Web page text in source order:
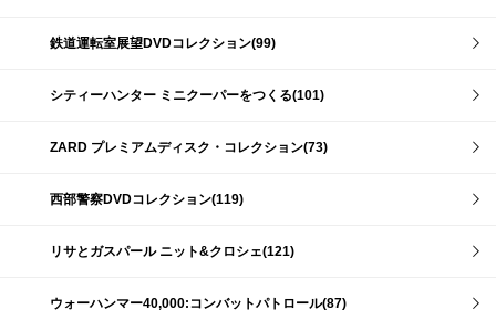
鉄道運転室展望DVDコレクション(99)
シティーハンター ミニクーパーをつくる(101)
ZARD プレミアムディスク・コレクション(73)
西部警察DVDコレクション(119)
リサとガスパール ニット&クロシェ(121)
ウォーハンマー40,000:コンバットパトロール(87)